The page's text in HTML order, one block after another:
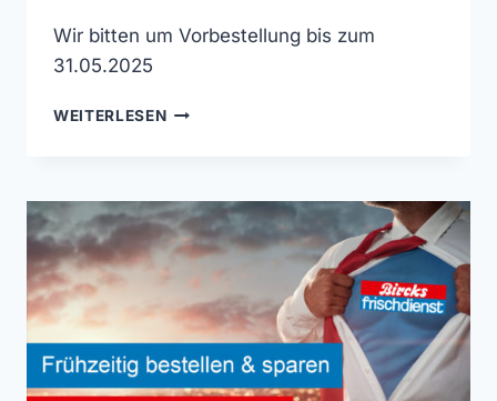
Wir bitten um Vorbestellung bis zum
31.05.2025
WEITERLESENWEIHNACHTSANGEBOTE